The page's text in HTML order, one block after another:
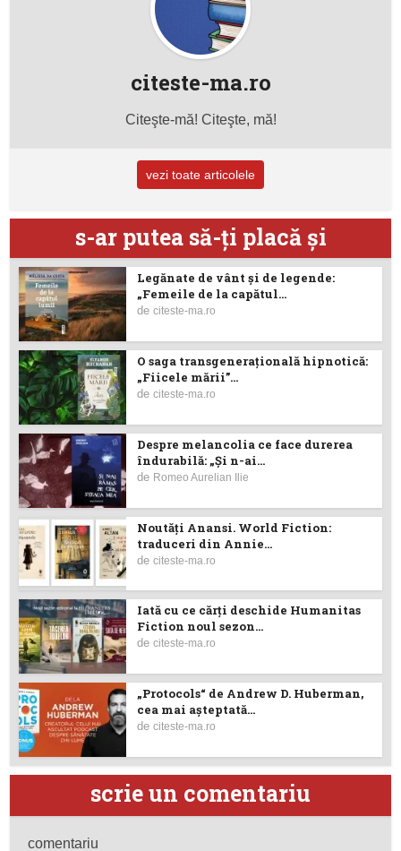
citeste-ma.ro
Citeşte-mă! Citeşte, mă!
vezi toate articolele
s-ar putea să-ţi placă şi
Legănate de vânt și de legende:
„Femeile de la capătul...
deciteste-ma.ro
O saga transgenerațională hipnotică:
„Fiicele mării”...
deciteste-ma.ro
Despre melancolia ce face durerea
îndurabilă: „Și n-ai...
de Romeo Aurelian Ilie
Noutăţi Anansi. World Fiction:
traduceri din Annie...
deciteste-ma.ro
Iată cu ce cărţi deschide Humanitas
Fiction noul sezon...
deciteste-ma.ro
„Protocols“ de Andrew D. Huberman,
cea mai așteptată...
deciteste-ma.ro
scrie un comentariu
comentariu